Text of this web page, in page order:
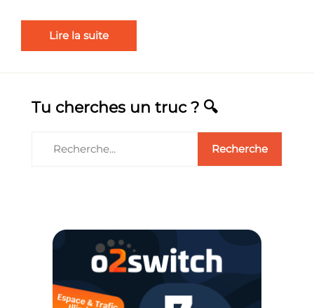
Lire la suite
Tu cherches un truc ? 🔍